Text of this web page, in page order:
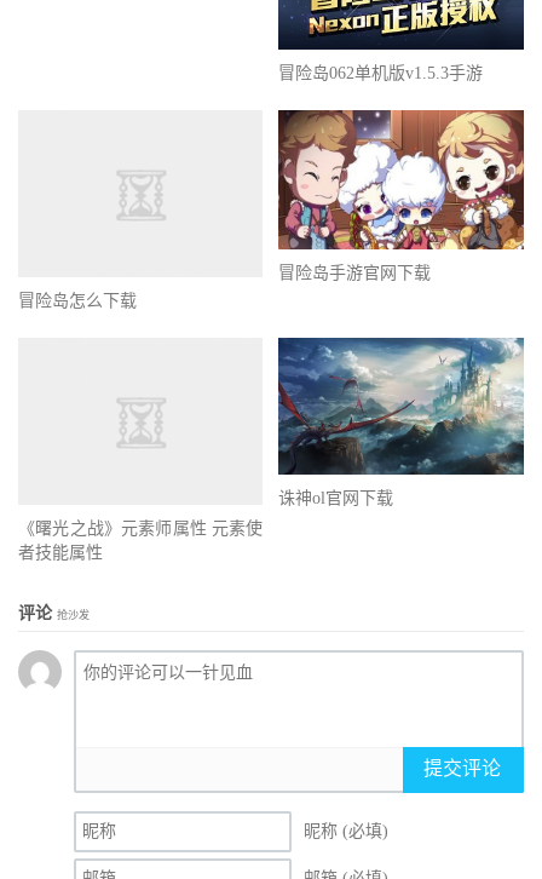
冒险岛062单机版v1.5.3手游
冒险岛怎么下载
冒险岛手游官网下载
《曙光之战》元素师属性 元素使
者技能属性
诛神ol官网下载
评论 抢沙发
提交评论
昵称 (必填)